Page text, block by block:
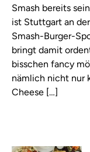
Smash bereits
ist Stuttgart an
Smash-Burger-
bringt damit
bisschen fancy
nämlich nicht nur
Cheese […]